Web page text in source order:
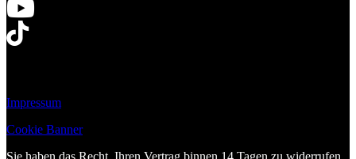
Impressum
Cookie Banner